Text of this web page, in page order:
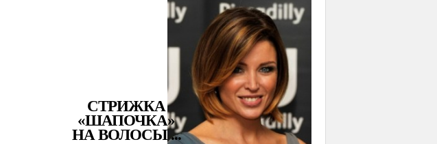
СТРИЖКА
«ШАПОЧКА»
НА ВОЛОСЫ ...